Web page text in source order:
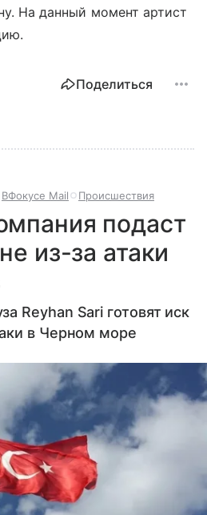
На данный момент артист
Поделиться
ВФокусе Mail Происшествия
подаст
из-за атаки
Reyhan Sari готовят иск
в Черном море